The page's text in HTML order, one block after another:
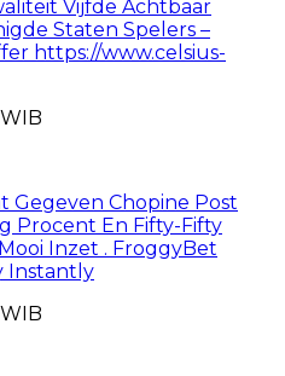
Vijfde Achtbaar
Staten Spelers –
https://www.celsius-
Gegeven Chopine Post
Procent En Fifty-Fifty
Inzet . FroggyBet
Instantly